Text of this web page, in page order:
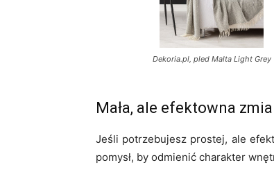
Dekoria.pl, pled Malta Light Grey
Mała, ale efektowna
Jeśli potrzebujesz prostej, ale
pomysł, by odmienić charakter